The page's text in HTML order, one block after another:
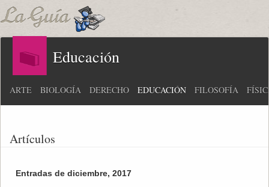
Educación
ARTE BIOLOGÍA DERECHO EDUCACIÓN FILOSOFÍA
Artículos
Entradas de diciembre, 2017